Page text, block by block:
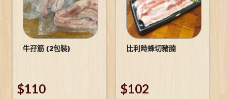
牛孖筋 (2包裝)
$110
比利時蜂切豬腩
$102